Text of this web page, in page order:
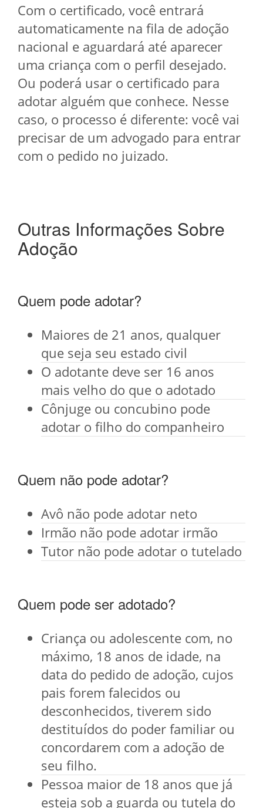
Com o certificado, você entrará
automaticamente na fila de adoção
nacional e aguardará até aparecer
uma criança com o perfil desejado.
Ou poderá usar o certificado para
adotar alguém que conhece. Nesse
caso, o processo é diferente: você vai
precisar de um advogado para entrar
com o pedido no juizado.
Outras Informações Sobre
Adoção
Quem pode adotar?
Maiores de 21 anos, qualquer
que seja seu estado civil
O adotante deve ser 16 anos
mais velho do que o adotado
Cônjuge ou concubino pode
adotar o filho do companheiro
Quem não pode adotar?
Avô não pode adotar neto
Irmão não pode adotar irmão
Tutor não pode adotar o tutelado
Quem pode ser adotado?
Criança ou adolescente com, no
máximo, 18 anos de idade, na
data do pedido de adoção, cujos
pais forem falecidos ou
desconhecidos, tiverem sido
destituídos do poder familiar ou
concordarem com a adoção de
seu filho.
Pessoa maior de 18 anos que já
esteja sob a guarda ou tutela do